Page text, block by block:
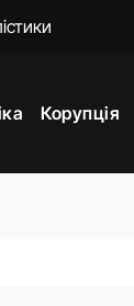
цін і
за сім
Корупція